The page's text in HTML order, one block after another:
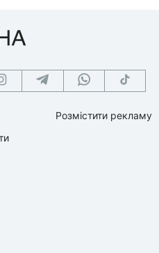
Розмістити рекламу